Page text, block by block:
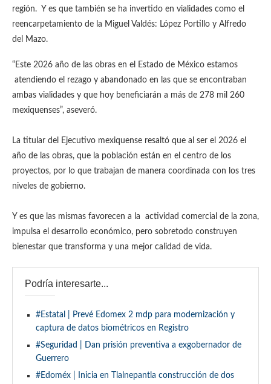
región. Y es que también se ha invertido en vialidades como el
reencarpetamiento de la Miguel Valdés: López Portillo y Alfredo
del Mazo.
“Este 2026 año de las obras en el Estado de México estamos
atendiendo el rezago y abandonado en las que se encontraban
ambas vialidades y que hoy beneficiarán a más de 278 mil 260
mexiquenses”, aseveró.
La titular del Ejecutivo mexiquense resaltó que al ser el 2026 el
año de las obras, que la población están en el centro de los
proyectos, por lo que trabajan de manera coordinada con los tres
niveles de gobierno.
Y es que las mismas favorecen a la actividad comercial de la zona,
impulsa el desarrollo económico, pero sobretodo construyen
bienestar que transforma y una mejor calidad de vida.
Podría interesarte...
#Estatal | Prevé Edomex 2 mdp para modernización y
captura de datos biométricos en Registro
#Seguridad | Dan prisión preventiva a exgobernador de
Guerrero
#Edoméx | Inicia en Tlalnepantla construcción de dos